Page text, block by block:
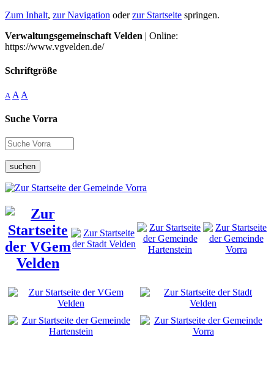
Zum Inhalt, zur Navigation oderzur Startseite springen.
Verwaltungsgemeinschaft Velden | Online:
https://www.vgvelden.de/
Schriftgröße
A A A
Suche Vorra
suchen